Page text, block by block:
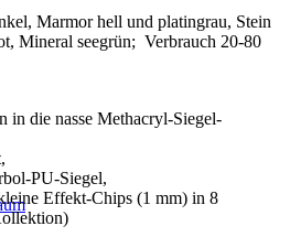
Marmor hell und platingrau, Stein
Mineral seegrün; Verbrauch 20-80
in die nasse Methacryl-Siegel-
PU-Siegel,
Effekt-Chips (1 mm) in 8